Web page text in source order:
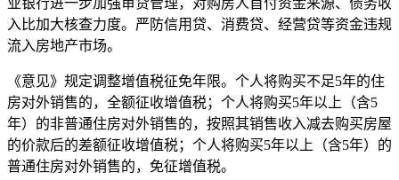
入比加大核查力度。严防信用贷、消费贷、经营贷等资金违规
流入房地产市场。
《意见》规定调整增值税征免年限。个人将购买不足5年的住
房对外销售的，全额征收增值税；个人将购买5年以上（含5
年）的非普通住房对外销售的，按照其销售收入减去购买房屋
的价款后的差额征收增值税；个人将购买5年以上（含5年）的
普通住房对外销售的，免征增值税。